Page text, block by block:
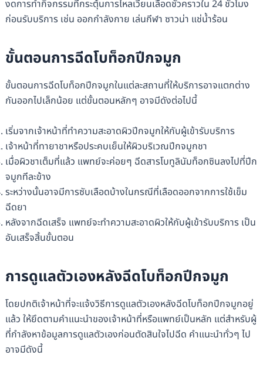
งดการทำกิจกรรมที่กระตุ้นการไหลเวียนเลือดชั่วคราวใน 24 ชั่วโมง
ก่อนรับบริการ เช่น ออกกำลังกาย เล่นกีฬา ซาวน่า แช่น้ำร้อน
ขั้นตอนการฉีดโบท็อกปีกจมูก
ขั้นตอนการฉีดโบท็อกปีกจมูกในแต่ละสถานที่ให้บริการอาจแตกต่าง
กันออกไปเล็กน้อย แต่ขั้นตอนหลักๆ อาจมีดังต่อไปนี้
เริ่มจากเจ้าหน้าที่ทำความสะอาดผิวปีกจมูกให้กับผู้เข้ารับบริการ
เจ้าหน้าที่ทายาชาหรือประคบเย็นให้ผิวบริเวณปีกจมูกชา
เมื่อผิวชาเต็มที่แล้ว แพทย์จะค่อยๆ ฉีดสารโบทูลินัมท็อกซินลงไปที่ปีก
จมูกทีละข้าง
ระหว่างนั้นอาจมีการซับเลือดบ้างในกรณีที่เลือดออกจากการใช้เข็ม
ฉีดยา
หลังจากฉีดเสร็จ แพทย์จะทำความสะอาดผิวให้กับผู้เข้ารับบริการ เป็น
อันเสร็จสิ้นขั้นตอน
การดูแลตัวเองหลังฉีดโบท็อกปีกจมูก
โดยปกติเจ้าหน้าที่จะแจ้งวิธีการดูแลตัวเองหลังฉีดโบท็อกปีกจมูกอยู่
แล้ว ให้ยึดตามคำแนะนำของเจ้าหน้าที่หรือแพทย์เป็นหลัก แต่สำหรับผู้
ที่กำลังหาข้อมูลการดูแลตัวเองก่อนตัดสินใจไปฉีด คำแนะนำทั่วๆ ไป
อาจมีดังนี้